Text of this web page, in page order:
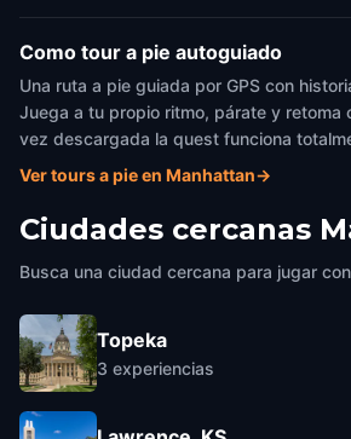
Como tour a pie autoguiado
Una ruta a pie guiada por GPS con
Juega a tu propio ritmo, párate y retoma
vez descargada la quest funciona
Ver tours a pie en Manhattan→
Ciudades cercanas
Busca una ciudad cercana para jugar
Topeka
3 experiencias